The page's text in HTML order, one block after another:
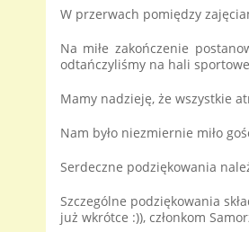
W przerwach pomiędzy
Na miłe zakończenie
odtańczyliśmy na hali
Mamy nadzieję, że wszystkie
Nam było niezmiernie miło
Serdeczne podziękowania
Szczególne podziękowania
już wkrótce :)), członkom